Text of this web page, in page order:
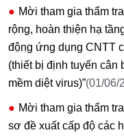
Mời tham gia thẩm
rộng, hoàn thiện hạ
động ứng dụng CNTT
(thiết bị định tuyến cân
mềm diệt virus)”(01/06/
Mời tham gia thẩm
sơ đề xuất cấp độ các